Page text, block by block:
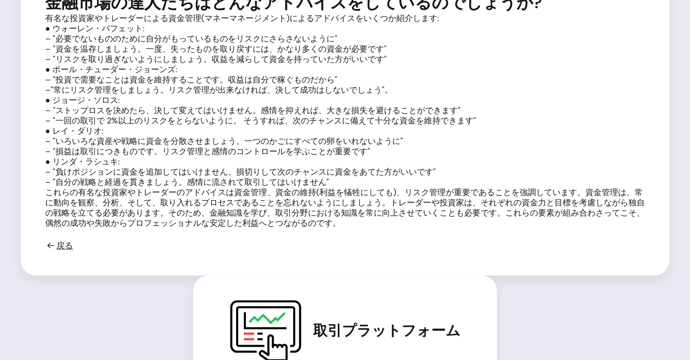
有名な投資家やトレーダーによる資金管理(マネーマネージメント)によるアドバイスをいくつか紹介します:
● ウォーレン・バフェット:
– "必要でないもののために自分がもっているものをリスクにさらさないように"
– "資金を温存しましょう。一度、失ったものを取り戻すには、かなり多くの資金が必要です"
– "リスクを取り過ぎないようにしましょう。収益を減らして資金を持っていた方がいいです"
● ポール・チューダー・ジョーンズ:
– "投資で需要なことは資金を維持することです。収益は自分で稼ぐものだから"
–"常にリスク管理をしましょう。リスク管理が出来なければ、決して成功はしないでしょう"。
● ジョージ・ソロス:
– "ストップロスを決めたら、決して変えてはいけません。感情を抑えれば、大きな損失を避けることができます"
– "一回の取引で 2%以上のリスクをとらないように。 そうすれば、次のチャンスに備えて十分な資金を維持できます"
● レイ・ダリオ:
– "いろいろな資産や戦略に資金を分散させましょう。一つのかごにすべての卵をいれないように"
– "損益は取引につきものです。リスク管理と感情のコントロールを学ぶことが重要です"
● リンダ・ラシュキ:
– "負けポジションに資金を追加してはいけません。損切りして次のチャンスに資金をあてた方がいいです"
– "自分の戦略と経過を貫きましょう。感情に流されて取引してはいけません"
これらの有名な投資家やトレーダーのアドバイスは資金管理、資金の維持(利益を犠牲にしても)、リスク管理が重要であることを強調しています。資金管理は、常
に動向を観察、分析、そして、取り入れるプロセスであることを忘れないようにしましょう。トレーダーや投資家は、それぞれの資金力と目標を考慮しながら独自
の戦略を立てる必要があります。そのため、金融知識を学び、取引分野における知識を常に向上させていくことも必要です。これらの要素が組み合わさってこそ、
偶然の成功や失敗からプロフェッショナルな安定した利益へとつながるのです。
戻る
取引プラットフォーム